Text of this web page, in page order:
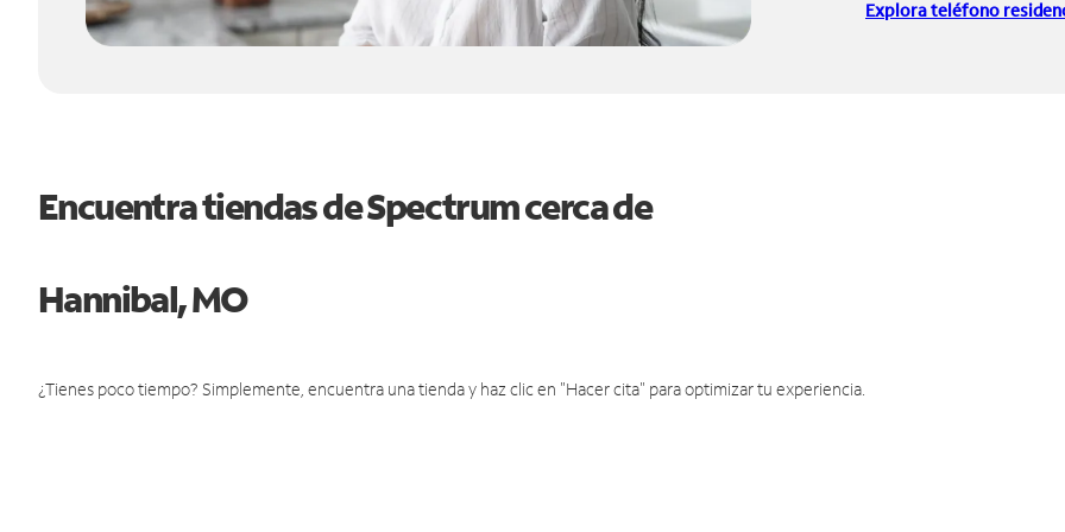
Explora teléfono
Encuentra tiendas de Spectrum cerca de
Hannibal, MO
¿Tienes poco tiempo? Simplemente, encuentra una tienda y haz clic en "Hacer cita" para optimizar tu experiencia.